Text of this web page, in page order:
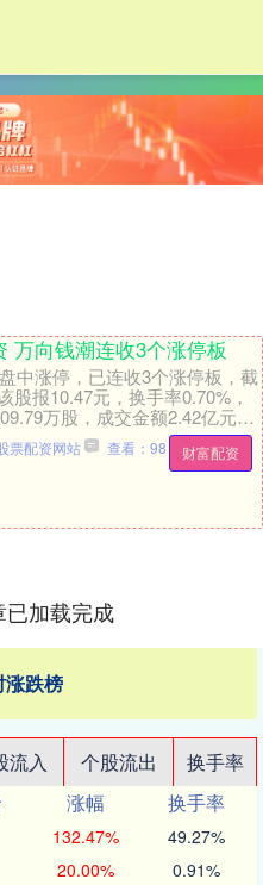
万向钱潮连收3个涨停板
中涨停，已连收3个涨停板，截
股报10.47元，换手率0.70%，
万股，成交金额2.42亿元，
间，该股累计上....
财富配资
票配资网站 查看：98
已加载完成
涨跌榜
流入 个股流出
换手率
涨幅
换手率
132.47% 49.27%
20.00% 0.91%